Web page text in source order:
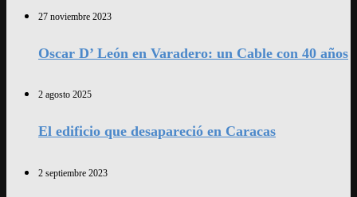
27 noviembre 2023
Oscar D’ León en Varadero: un Cable con 40 años
2 agosto 2025
El edificio que desapareció en Caracas
2 septiembre 2023